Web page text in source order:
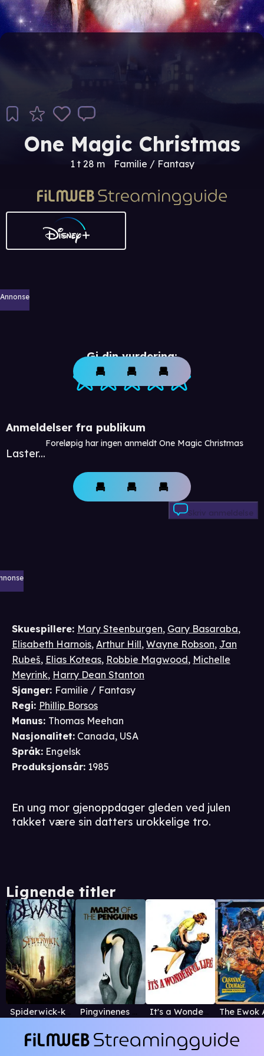
One Magic Christmas
1 t 28 m Familie / Fantasy
Annonse
Gi din vurdering:
Anmeldelser fra publikum
Laster...
Foreløpig har ingen anmeldt One Magic Christmas
Skriv anmeldelse
Skuespillere: Mary Steenburgen, Gary Basaraba,
Elisabeth Harnois, Arthur Hill, Wayne Robson, Jan
Rubeš, Elias Koteas, Robbie Magwood, Michelle
Meyrink, Harry Dean Stanton
Sjanger: Familie / Fantasy
Regi: Phillip Borsos
Manus: Thomas Meehan
Nasjonalitet: Canada, USA
Språk: Engelsk
Produksjonsår: 1985
En ung mor gjenoppdager gleden ved julen
takket være sin datters urokkelige tro.
Lignende titler
Spiderwick-krønikene Pingvinenes marsj It's a Wonderful Life (1946)